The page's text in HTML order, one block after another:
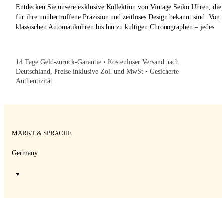
klassischen Automatikuhren bis hin zu kultigen Chronographen – jedes
Stück verkörpert die legendäre japanische Handwerkskunst und
Technologie, die Seiko seit 1881 auszeichnet. Unsere sorgfältig
Entdecken Sie unsere exklusive Kollektion von Vintage Seiko Uhren, die
für ihre unübertroffene Präzision und zeitloses Design bekannt sind. Von
klassischen Automatikuhren bis hin zu kultigen Chronographen – jedes
bieten eine nachhaltige Alternative zu modernen Luxusuhren.
14 Tage Geld-zurück-Garantie • Kostenloser Versand nach
Deutschland, Preise inklusive Zoll und MwSt • Gesicherte
Authentizität
MARKT & SPRACHE
Germany